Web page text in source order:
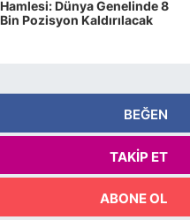
Hamlesi: Dünya Genelinde 8
Bin Pozisyon Kaldırılacak
BEĞEN
TAKIP ET
ABONE OL